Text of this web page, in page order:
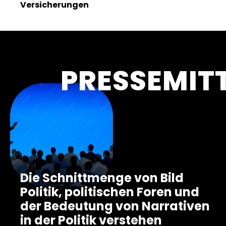
Versicherungen
Die Schnittmenge von Bild
Politik, politischen Foren und
der Bedeutung von Narrativen
in der Politik verstehen